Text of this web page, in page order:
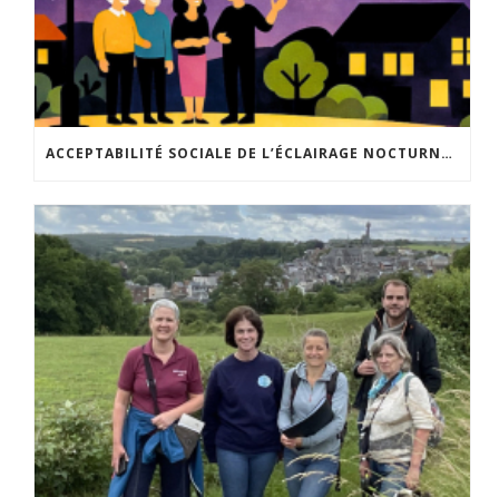
ACCEPTABILITÉ SOCIALE DE L’ÉCLAIRAGE NOCTURNE : LE REPLAY EST DISPONIBLE